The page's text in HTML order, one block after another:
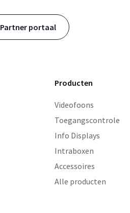
Partner portaal
Producten
Videofoons
Toegangscontrole
Info Displays
Intraboxen
Accessoires
Alle producten